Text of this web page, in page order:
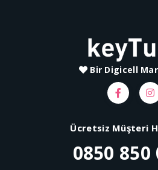
Bir Digicell
Ücretsiz Müşteri
0850 850